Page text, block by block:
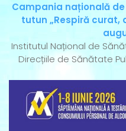
Campania națională
tutun „Respiră curat,
Institutul Național de
Direcțiile de Sănătate